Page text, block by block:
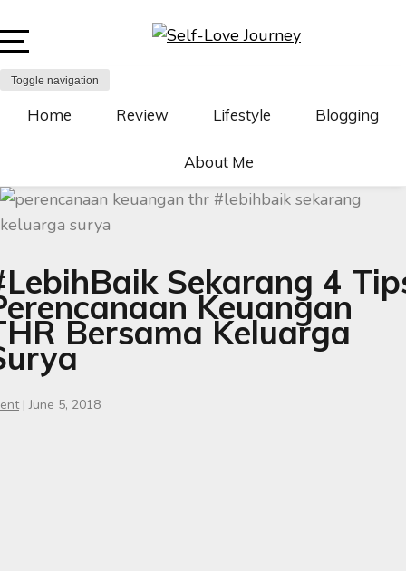
to
Open
Sidebar
SELF-LOVE JOURNEY
SELF LOVE JOURNEY
Toggle navigation
Home Review Lifestyle Blogging
About Me
Sekarang 4
Keuangan
Bersama Keluarga
| June 5, 2018